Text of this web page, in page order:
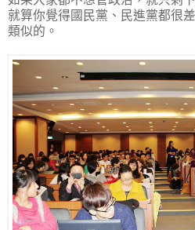
就算你覺得國民黨、民進黨都很
類似的。